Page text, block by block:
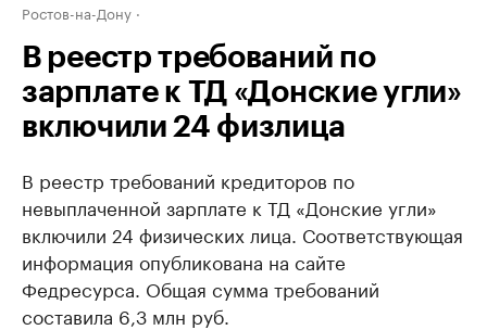
Ростов-на-Дону
В реестр требований по
зарплате к ТД «Донские угли»
включили 24 физлица
В реестр требований кредиторов по
невыплаченной зарплате к ТД «Донские угли»
включили 24 физических лица. Соответствующая
информация опубликована на сайте
Федресурса. Общая сумма требований
составила 6,3 млн руб.